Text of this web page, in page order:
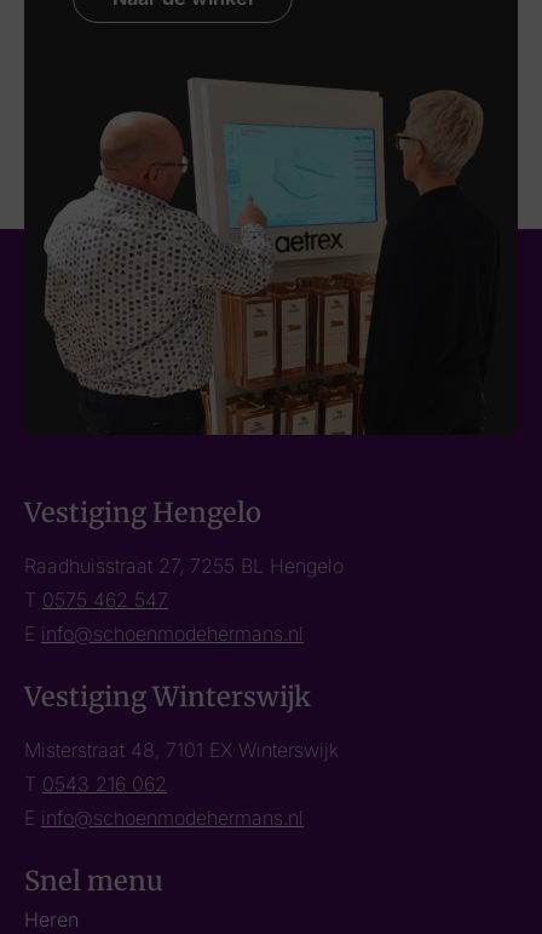
Vestiging Hengelo
Raadhuisstraat 27, 7255 BL Hengelo
T 0575 462 547
E info@schoenmodehermans.nl
Vestiging Winterswijk
Misterstraat 48, 7101 EX Winterswijk
T 0543 216 062
E info@schoenmodehermans.nl
Snel menu
Heren